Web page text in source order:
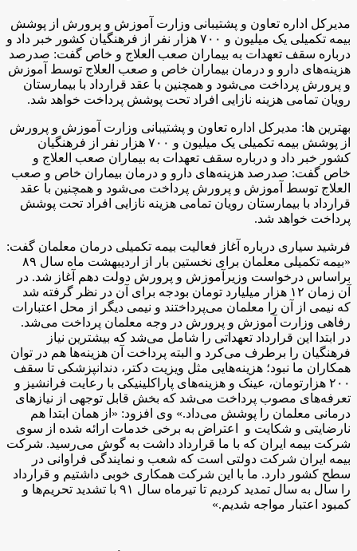
مدیرکل اداره تعاون و پشتیبانی وزارت آموزش و پرورش از پوشش
بیمه تکمیلی یک میلیون و ۷۰۰ هزار نفر از فرهنگیان کشور خبر داد و
درباره سقف تعهدات به بیماران صعب العلاج و خاص گفت: صدرصد
هزینه‌های دارو و درمان بیماران خاص و صعب العلاج توسط آموزش
و پرورش پرداخت می‌شود و همچنین با عقد قرارداد با بیمارستان
رویان تمامی هزینه نازایی افراد تحت پوشش پرداخت خواهد شد.
بهترین ها: مدیرکل اداره تعاون و پشتیبانی وزارت آموزش و پرورش
از پوشش بیمه تکمیلی یک میلیون و ۷۰۰ هزار نفر از فرهنگیان
کشور خبر داد و درباره سقف تعهدات به بیماران صعب العلاج و
خاص گفت: صدرصد هزینه‌های دارو و درمان بیماران خاص و صعب
العلاج توسط آموزش و پرورش پرداخت می‌شود و همچنین با عقد
قرارداد با بیمارستان رویان تمامی هزینه نازایی افراد تحت پوشش
پرداخت خواهد شد.
فرشید سیاری درباره آغاز فعالیت بیمه تکمیلی درمان معلمان گفت:
«بیمه تکمیلی معلمان برای نخستین بار از اردیبهشت ماه سال ۸۹
براساس درخواست وزیرآموزش و پرورش دولت دهم آغاز شد. در
آن زمان ۱۲ هزار میلیارد تومان بودجه برای آن در نظر گرفته شد
که نیمی از آن را معلمان می‌پرداختند و نیمی دیگر از محل اعتبارات
رفاهی وزارت آموزش و پرورش در وجه معلمان پرداخت می‌شد.
در ابتدا این قرارداد تعهداتی را شامل می‌شد که بیشترین نیاز
فرهنگیان را برطرف می‌کرد و البته پرداخت آن هزینه‌ها هم در توان
همکاران ما نبود؛ هزینه‌هایی مثل ویزیت دکتر، دندانپزشکی تا سقف
۲۰۰ هزارتومان، عینک و هزینه‌های پاراکلینیکی با رعایت فرانشیز و
تعرفه‌های مصوب پرداخت می‌شد که بخش قابل توجهی از نیازهای
درمانی معلمان را پوشش می‌داد.» وی افزود: «از همان ابتدا هم
نارضایتی و شکایت و اعتراض به برخی خدمات ارائه شده از سوی
شرکت بیمه ایران که با ما قرارداد داشت به گوش می‌رسید. شرکت
بیمه ایران شرکت دولتی است که شعب و نمایندگی فراوانی در
سطح کشور دارد. ما با این شرکت همکاری خوبی داشتیم و قرارداد
را سال به سال تمدید کردیم تا تیرماه سال ۹۱ با تشدید تحریم‌ها و
کمبود اعتبار مواجه شدیم.»